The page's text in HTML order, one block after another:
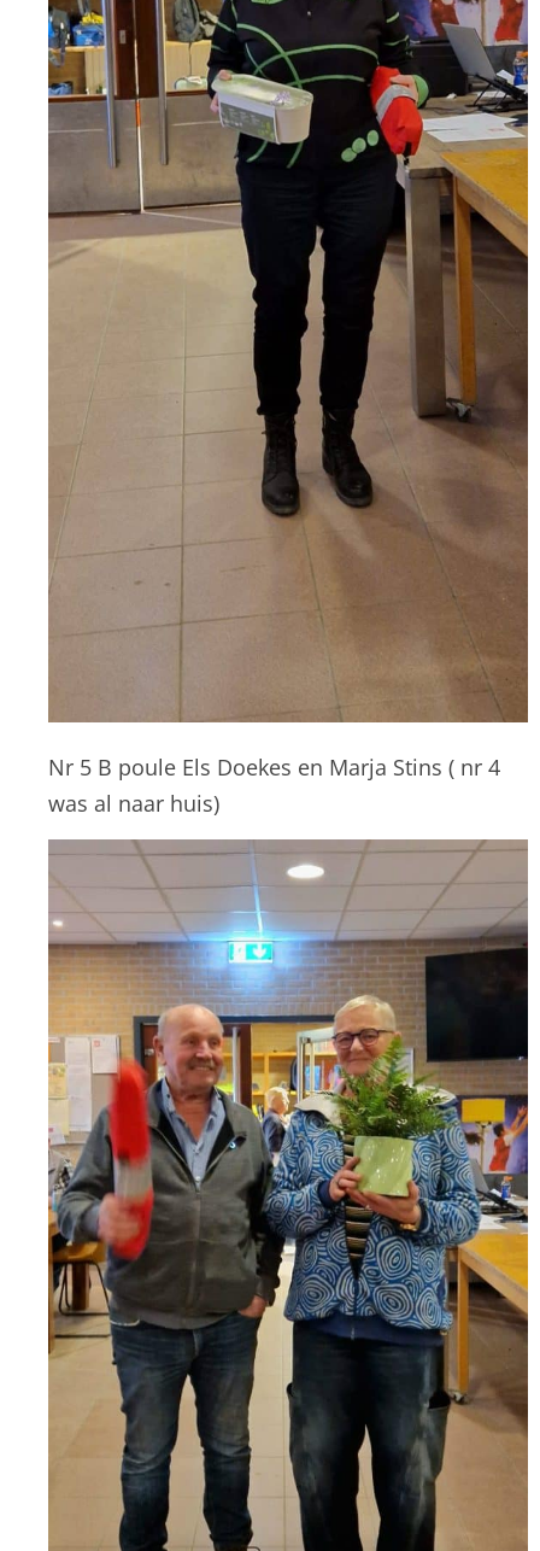
Nr 5 B poule Els Doekes en Marja Stins ( nr 4
was al naar huis)